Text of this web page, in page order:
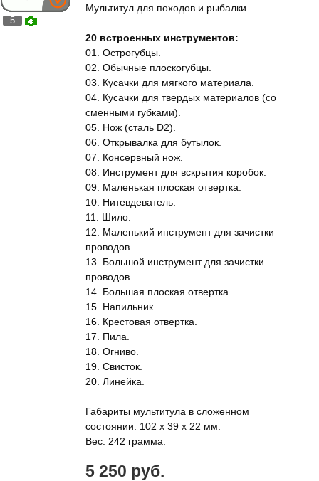
5
Мультитул для походов и рыбалки.
20 встроенных инструментов:
01. Острогубцы.
02. Обычные плоскогубцы.
03. Кусачки для мягкого материала.
04. Кусачки для твердых материалов (со
сменными губками).
05. Нож (сталь D2).
06. Открывалка для бутылок.
07. Консервный нож.
08. Инструмент для вскрытия коробок.
09. Маленькая плоская отвертка.
10. Нитевдеватель.
11. Шило.
12. Маленький инструмент для зачистки
проводов.
13. Большой инструмент для зачистки
проводов.
14. Большая плоская отвертка.
15. Напильник.
16. Крестовая отвертка.
17. Пила.
18. Огниво.
19. Свисток.
20. Линейка.
Габариты мультитула в сложенном
состоянии: 102 х 39 х 22 мм.
Вес: 242 грамма.
5 250 руб.